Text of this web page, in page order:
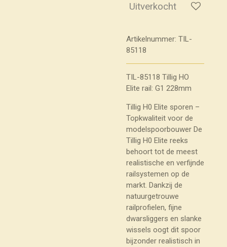
Uitverkocht
Artikelnummer: TIL-
85118
TIL-85118 Tillig HO
Elite rail: G1 228mm
Tillig H0 Elite sporen –
Topkwaliteit voor de
modelspoorbouwer De
Tillig H0 Elite reeks
behoort tot de meest
realistische en verfijnde
railsystemen op de
markt. Dankzij de
natuurgetrouwe
railprofielen, fijne
dwarsliggers en slanke
wissels oogt dit spoor
bijzonder realistisch in